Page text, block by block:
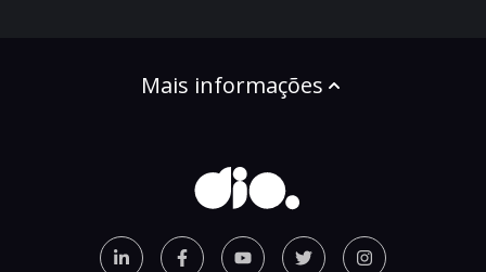
Mais informações